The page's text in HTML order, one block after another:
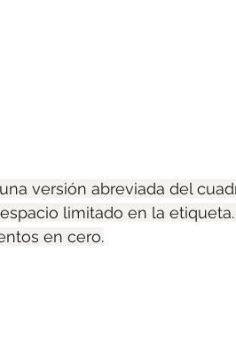
versión abreviada del
limitado en la
en cero.